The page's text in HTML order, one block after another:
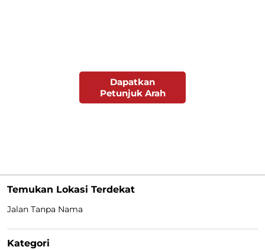
Dapatkan
Petunjuk Arah
Temukan Lokasi Terdekat
Jalan Tanpa Nama
Kategori